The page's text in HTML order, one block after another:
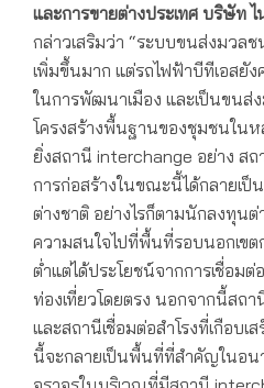
และการขายต่างประเทศ บริษัท
กล่าวเสริมว่า “ระบบขนส่งมวลช
เพิ่มขึ้นมาก แต่รถไฟฟ้าบีทีเอสยั
ในการพัฒนาเมือง และเป็นขน
โครงสร้างพื้นฐานของชุมชนในห
ยิ่งสถานี interchange อย่าง ส
การก่อสร้างในขณะนี้ได้กลายเ
ต่างชาติ อย่างไรก็ตามนักลงทุน
ความสนใจไปที่พื้นที่รอบนอกเข
ต่ำแต่ได้ประโยชน์จากการเชื่อม
ท่องเที่ยวโดยตรง นอกจากนี้สถา
และสถานีเชื่อมต่อสำโรงที่เกือบ
นี้จะกลายเป็นพื้นที่ที่สำคัญในอน